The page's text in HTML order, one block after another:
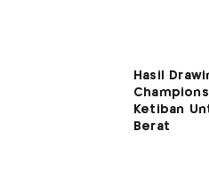
Hasil
Ketiban
Berat